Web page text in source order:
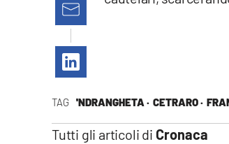
TAG 'NDRANGHETA · CETRARO ·
Tutti gli articoli di Cronaca